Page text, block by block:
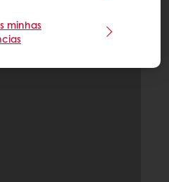
minhas